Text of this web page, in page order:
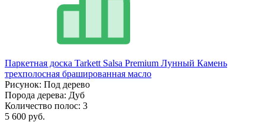
Паркетная доска Tarkett Salsa Premium Лунный Камень
трехполосная брашированная масло
Рисунок: Под дерево
Порода дерева: Дуб
Количество полос: 3
5 600 руб.